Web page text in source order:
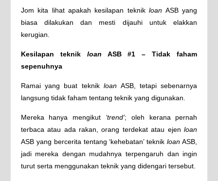
Jom kita lihat apakah kesilapan teknikloan ASB yang
biasa dilakukan dan mesti dijauhi untuk elakkan
kerugian.
Kesilapan teknik loan ASB #1 – Tidak faham
sepenuhnya
Ramai yang buat teknikloan ASB, tetapi sebenarnya
langsung tidak faham tentang teknik yang digunakan.
Mereka hanya mengikut ‘trend’; oleh kerana pernah
terbaca atau ada rakan, orang terdekat atau ejenloan
ASB yang bercerita tentang ‘kehebatan’ teknikloan ASB,
jadi mereka dengan mudahnya terpengaruh dan ingin
turut serta menggunakan teknik yang didengari tersebut.